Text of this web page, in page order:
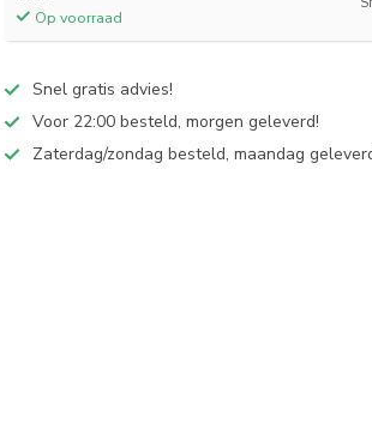
Op voorraad
Snel gratis advies!
Voor 22:00 besteld, morgen geleverd!
Zaterdag/zondag besteld, maandag